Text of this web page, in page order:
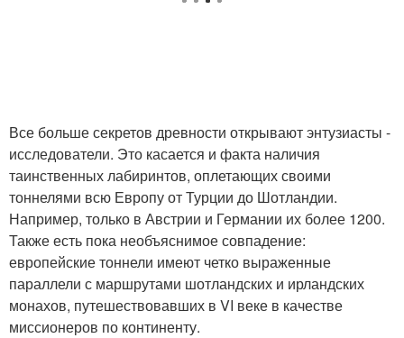
Все больше секретов древности открывают энтузиасты -
исследователи. Это касается и факта наличия
таинственных лабиринтов, оплетающих своими
тоннелями всю Европу от Турции до Шотландии.
Например, только в Австрии и Германии их более 1200.
Также есть пока необъяснимое совпадение:
европейские тоннели имеют четко выраженные
параллели с маршрутами шотландских и ирландских
монахов, путешествовавших в VI веке в качестве
миссионеров по континенту.